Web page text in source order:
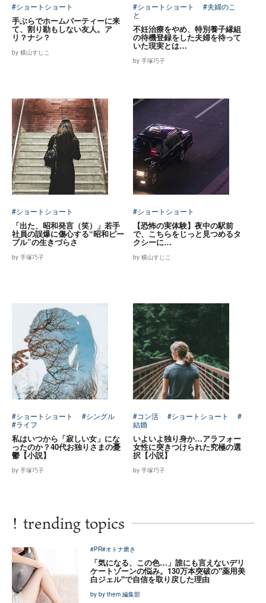
#ショートショート
手ぶらでホームパーティーに来
て、割り勘もしない友人。ア
リ？ナシ？
by 横山すじこ
#ショートショート
#夫婦のこ
と
不妊治療をやめ、特別養子縁組
の待機登録をした夫婦を待って
いた現実とは…
by 手塚巧子
#ショートショート
「出た、昭和発言（笑）」若手
社員の誤爆に傷心する“昭和ピー
プル”の生きづらさ
by 手塚巧子
#ショートショート
【恐怖の実体験】夜中の駅前
で、こちらをじっと見つめるタ
クシーに…
by 横山すじこ
#ショートショート
#シングル
#ライフ
私はいつから「寂しい女」にな
ったのか？40代お独りさまの憂
鬱【小説】
by 手塚巧子
#コン活 #ショートショート
#
結婚
いよいよ独り身か…アラフォー
女性に突きつけられた究極の選
択【小説】
by 手塚巧子
! trending topics
#PR#オトナ磨き
「気になる、この色…」誰にも言えないデリ
ケートゾーンの悩み。130万本突破の"薬用美
白ジェル"で自信を取り戻した理由
by by them 編集部